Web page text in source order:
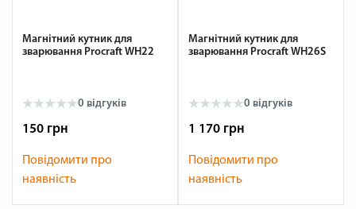
Магнітний кутник для
зварювання Procraft WH22
0 відгуків
150 грн
Повідомити про
наявність
Магнітний кутник для
зварювання Procraft WH26S
0 відгуків
1 170 грн
Повідомити про
наявність